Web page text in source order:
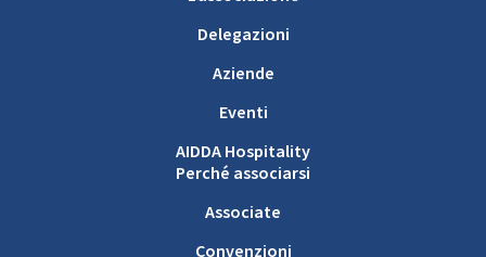
Delegazioni
Aziende
Eventi
AIDDA Hospitality
Perché associarsi
Associate
Convenzioni